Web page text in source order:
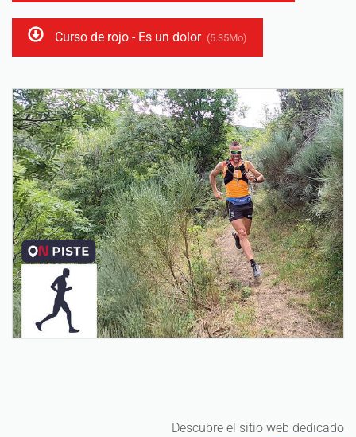
Curso de rojo - Es un dolor (5.35Mo)
Descubre el sitio web dedicado